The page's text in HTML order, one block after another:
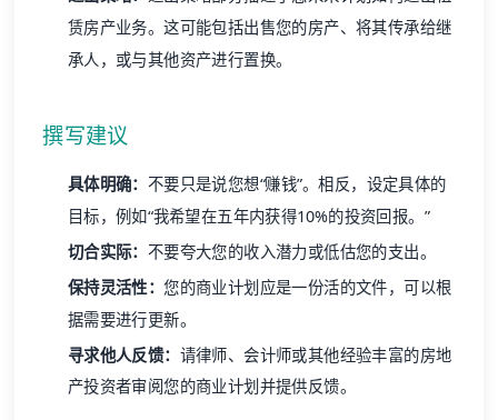
赁房产业务。这可能包括出售您的房产、将其传承给继
承人，或与其他资产进行置换。
撰写建议
具体明确： 不要只是说您想“赚钱”。相反，设定具体的
目标，例如“我希望在五年内获得10%的投资回报。”
切合实际： 不要夸大您的收入潜力或低估您的支出。
保持灵活性：您的商业计划应是一份活的文件，可以根
据需要进行更新。
寻求他人反馈： 请律师、会计师或其他经验丰富的房地
产投资者审阅您的商业计划并提供反馈。